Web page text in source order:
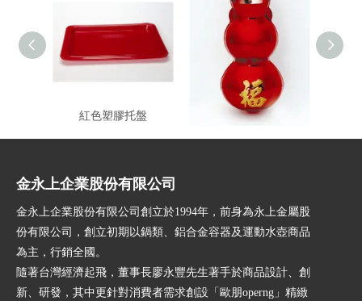
紅色塑膠托盤 門神福字插香器(紅色)
金永上企業股份有限公司
金永上企業股份有限公司創立於1994年，前身為永上金屬股
份有限公司，創立初期以鍋類、鋁合金容器及運動水壺商品
為主，行銷全國。
隨著台灣經濟起飛，董事長廖永豐先生著手於商品設計、創
新、研發，其中更針對消費者需求創設「歐朋operng」精緻